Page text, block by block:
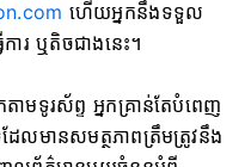
ហើយអ្នកនឹងទទួល
ការ ឬតិចជាងនេះ។
មទូរស័ព្ទ អ្នកគ្រាន់តែបំពេញ
លមានសមត្ថភាពត្រឹមត្រូវនឹង